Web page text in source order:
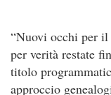
“Nuovi occhi per il
per verità restate
titolo
approccio